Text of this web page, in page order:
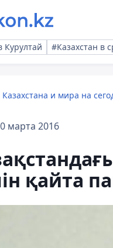
#Казахстан в
и мира на
марта 2016
қайта